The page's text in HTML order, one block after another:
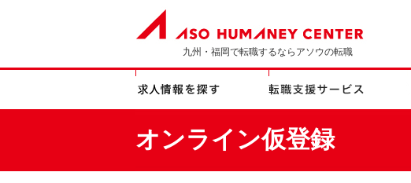
九州・福岡で転職するならアソウの転職
オンライン仮登録